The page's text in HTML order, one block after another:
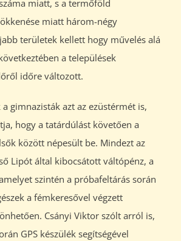
miatt, s a termőföld
miatt három-négy
területek kellett hogy művelés alá
a települések
időre változott.
gimnazisták azt az ezüstérmét is,
hogy a tatárdúlást követően a
között népesült be. Mindezt az
Lipót által kibocsátott váltópénz, a
szintén a próbafeltárás során
a fémkeresővel végzett
Csányi Viktor szólt arról is,
GPS készülék segítségével